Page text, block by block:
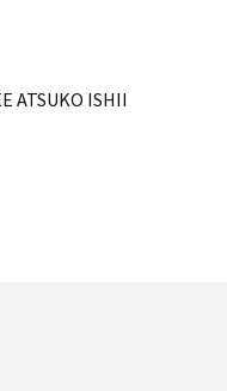
ATSUKO ISHII